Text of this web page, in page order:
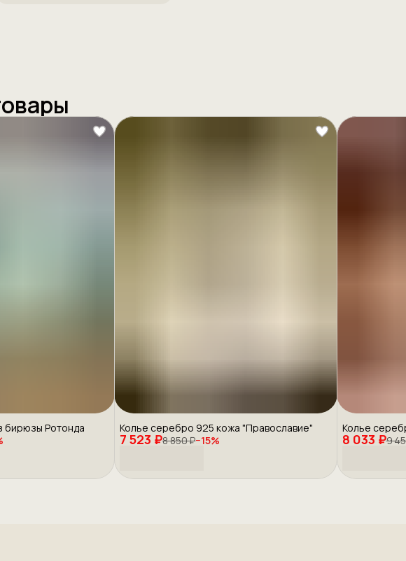
бирюзы Ротонда
7 523 ₽8 850 ₽−15%
Колье серебро 925 кожа "Православие"
8 033 ₽9
Колье